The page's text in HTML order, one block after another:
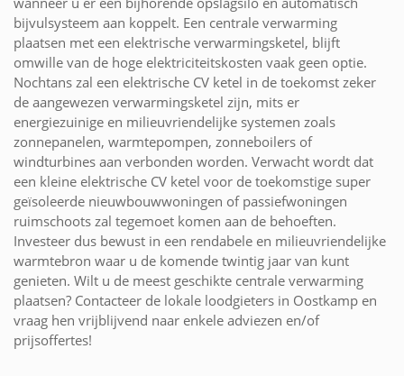
bijvulsysteem aan koppelt. Een centrale verwarming
plaatsen met een elektrische verwarmingsketel, blijft
omwille van de hoge elektriciteitskosten vaak geen optie.
Nochtans zal een elektrische CV ketel in de toekomst zeker
de aangewezen verwarmingsketel zijn, mits er
energiezuinige en milieuvriendelijke systemen zoals
zonnepanelen, warmtepompen, zonneboilers of
windturbines aan verbonden worden. Verwacht wordt dat
een kleine elektrische CV ketel voor de toekomstige super
geïsoleerde nieuwbouwwoningen of passiefwoningen
ruimschoots zal tegemoet komen aan de behoeften.
Investeer dus bewust in een rendabele en milieuvriendelijke
warmtebron waar u de komende twintig jaar van kunt
genieten. Wilt u de meest geschikte centrale verwarming
plaatsen? Contacteer de lokale loodgieters in Oostkamp en
vraag hen vrijblijvend naar enkele adviezen en/of
prijsoffertes!